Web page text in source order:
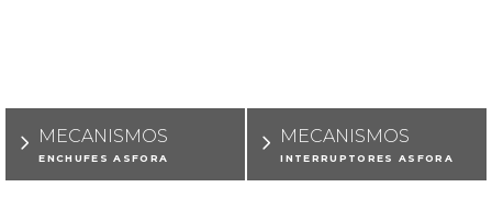
MECANISMOS
ENCHUFES ASFORA
MECANISMOS
INTERRUPTORES ASFORA